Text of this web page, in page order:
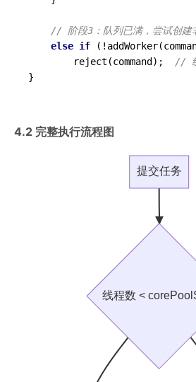
// 阶段3：队列已满，尝试创建
else if
        reject(command);
//
4.2 完整执行流程图
提交任务
线程数 <